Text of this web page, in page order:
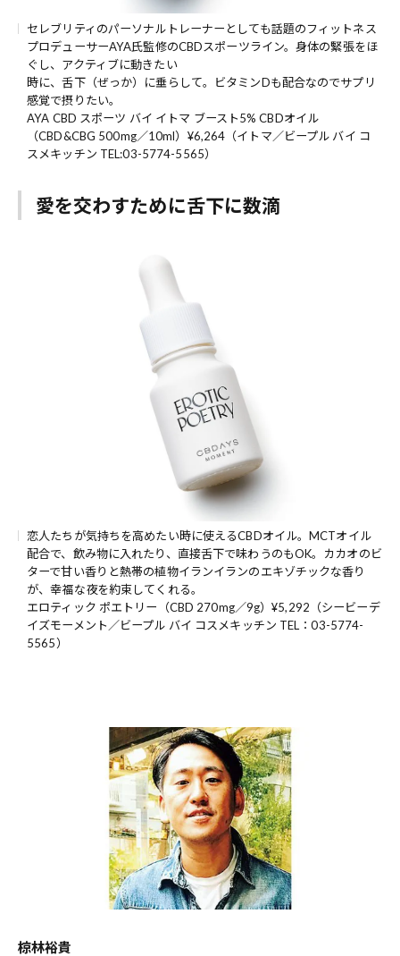
セレブリティのパーソナルトレーナーとしても話題のフィットネス
プロデューサーAYA氏監修のCBDスポーツライン。身体の緊張をほ
ぐし、アクティブに動きたい
時に、舌下（ぜっか）に垂らして。ビタミンDも配合なのでサプリ
感覚で摂りたい。
AYA CBD スポーツ バイ イトマ ブースト5% CBDオイル
（CBD&CBG 500mg／10ml）¥6,264（イトマ／ビープル バイ コ
スメキッチン TEL:03-5774-5565）
愛を交わすために舌下に数滴
恋人たちが気持ちを高めたい時に使えるCBDオイル。MCTオイル
配合で、飲み物に入れたり、直接舌下で味わうのもOK。カカオのビ
ターで甘い香りと熱帯の植物イランイランのエキゾチックな香り
が、幸福な夜を約束してくれる。
エロティック ポエトリー（CBD 270mg／9g）¥5,292（シービーデ
イズモーメント／ビープル バイ コスメキッチン TEL：03-5774-
5565）
椋林裕貴